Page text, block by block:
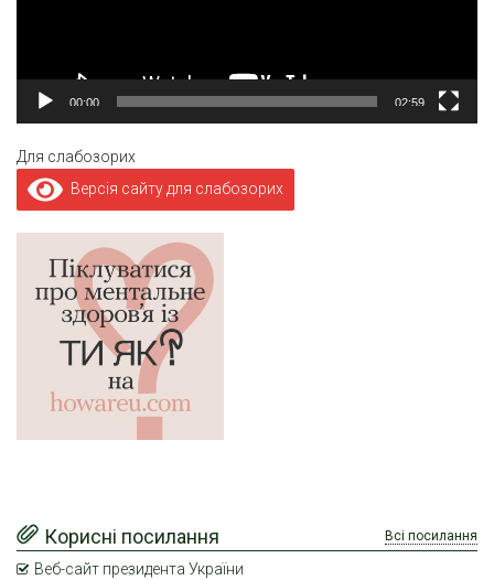
00:00 02:59
Для слабозорих
Версія сайту для слабозорих
Корисні посилання Всі посилання
Веб-сайт президента України